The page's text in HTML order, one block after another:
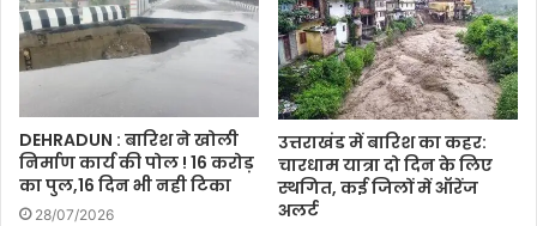
DEHRADUN : बारिश ने खोली
निर्माण कार्य की पोल ! 16 करोड़
का पुल,16 दिन भी नही टिका
28/07/2026
उत्तराखंड में बारिश का कहर:
चारधाम यात्रा दो दिन के लिए
स्थगित, कई जिलों में ऑरेंज
अलर्ट